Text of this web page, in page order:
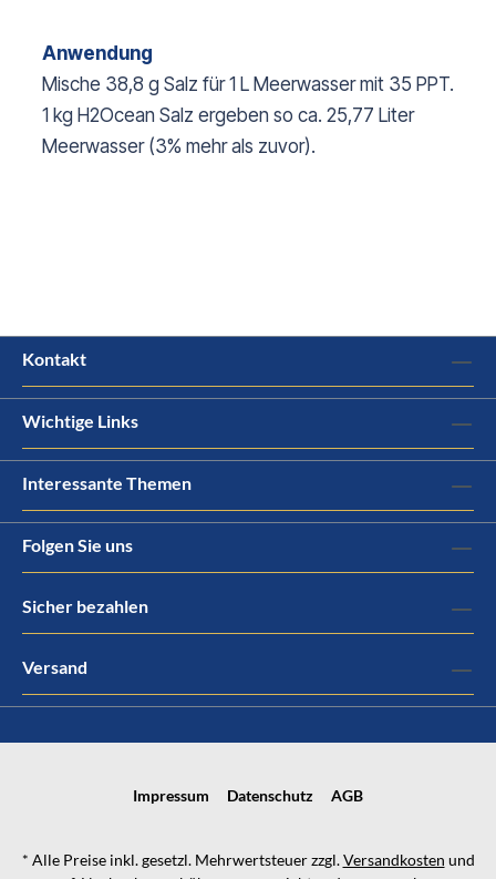
Anwendung
Mische 38,8 g Salz für 1 L Meerwasser mit 35 PPT.
1 kg H2Ocean Salz ergeben so ca. 25,77 Liter
Meerwasser (3% mehr als zuvor).
Kontakt
Wichtige Links
Interessante Themen
Folgen Sie uns
Sicher bezahlen
Versand
Impressum Datenschutz AGB
* Alle Preise inkl. gesetzl. Mehrwertsteuer zzgl.Versandkosten und